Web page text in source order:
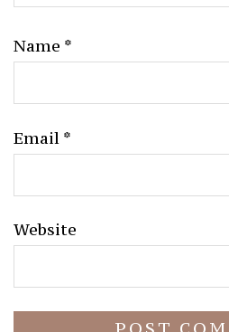
Name *
Email *
Website